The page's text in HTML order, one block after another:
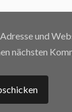
und
nächsten